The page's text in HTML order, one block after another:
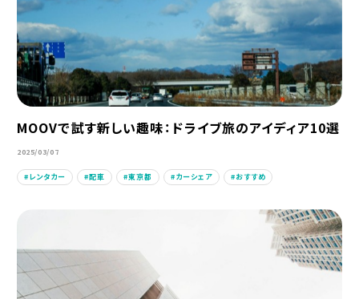
MOOVで試す新しい趣味：ドライブ旅のアイディア10選
2025/03/07
レンタカー 配車 東京都 カーシェア おすすめ